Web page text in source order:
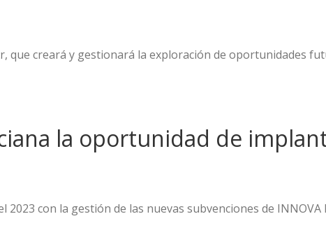
que creará y gestionará la exploración de oportunidades
la oportunidad de
con la gestión de las nuevas subvenciones de INNOVA